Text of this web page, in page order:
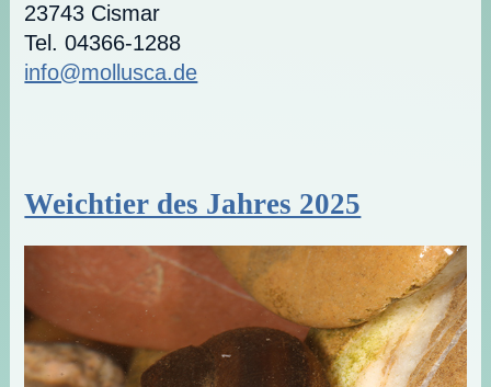
23743 Cismar
Tel. 04366-1288
info@mollusca.de
Weichtier des Jahres 2025